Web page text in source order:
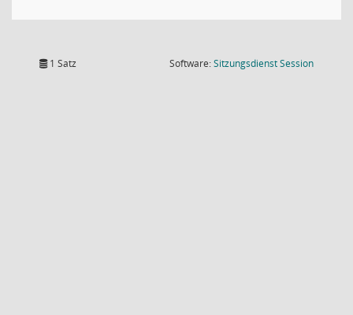
1 Satz Software:SitzungsdienstSession(Wird in